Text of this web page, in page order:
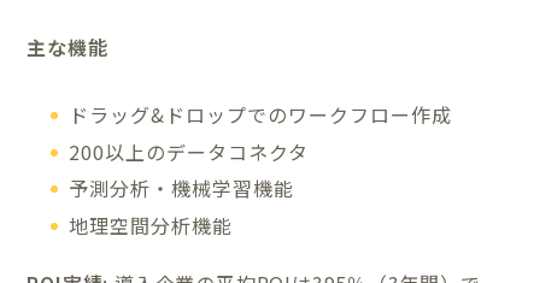
主な機能
ドラッグ&ドロップでのワークフロー作成
200以上のデータコネクタ
予測分析・機械学習機能
地理空間分析機能